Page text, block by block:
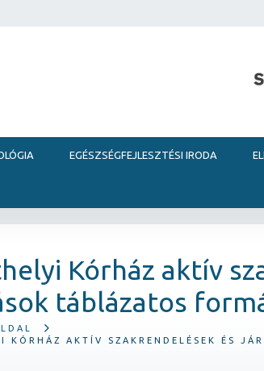
EGÉSZSÉGFEJLESZTÉSI IRODA
Kórház aktív
táblázatos
KÓRHÁZ AKTÍV SZAKRENDELÉSEK ÉS